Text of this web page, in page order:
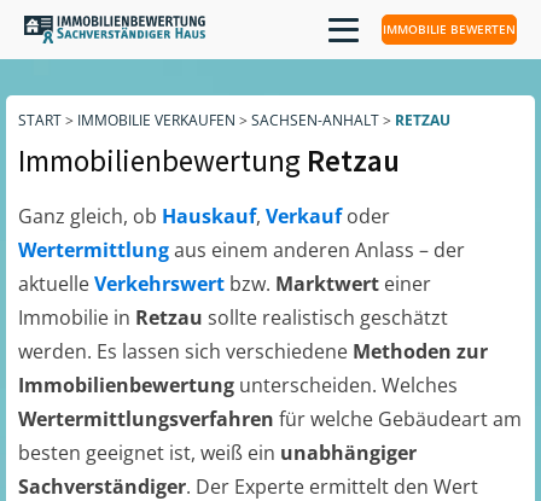
IMMOBILIE BEWERTEN
START> IMMOBILIE VERKAUFEN > SACHSEN-ANHALT> RETZAU
Immobilienbewertung Retzau
Ganz gleich, ob Hauskauf, Verkaufoder
Wertermittlungaus einem anderen Anlass – der
aktuelleVerkehrswert bzw. Marktwert einer
Immobilie in Retzau sollte realistisch geschätzt
werden. Es lassen sich verschiedene Methoden zur
Immobilienbewertung unterscheiden. Welches
Wertermittlungsverfahren für welche Gebäudeart am
besten geeignet ist, weiß ein unabhängiger
Sachverständiger. Der Experte ermittelt den Wert